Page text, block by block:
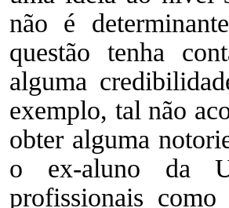
não é
questão tenha
alguma
exemplo, tal não
obter alguma
o ex-aluno da
profissionais